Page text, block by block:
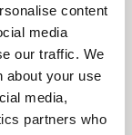
content
media
our traffic. We
about your use
media,
partners who
Deutschland
stellt eine
(OS)
odr/.